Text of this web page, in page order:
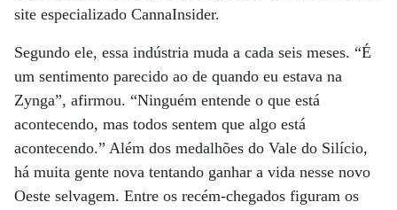
site especializado CannaInsider.
Segundo ele, essa indústria muda a cada seis meses. “É
um sentimento parecido ao de quando eu estava na
Zynga”, afirmou. “Ninguém entende o que está
acontecendo, mas todos sentem que algo está
acontecendo.” Além dos medalhões do Vale do Silício,
há muita gente nova tentando ganhar a vida nesse novo
Oeste selvagem. Entre os recém-chegados figuram os